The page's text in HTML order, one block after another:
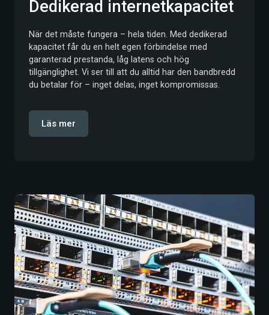
Dedikerad internetkapacitet
När det måste fungera – hela tiden. Med dedikerad
kapacitet får du en helt egen förbindelse med
garanterad prestanda, låg latens och hög
tillgänglighet. Vi ser till att du alltid har den bandbredd
du betalar för – inget delas, inget kompromissas.
Läs mer